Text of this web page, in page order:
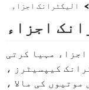
اجزاء
اجزاء
کرتی
،
کی مالا ،